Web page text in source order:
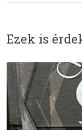
Ezek is